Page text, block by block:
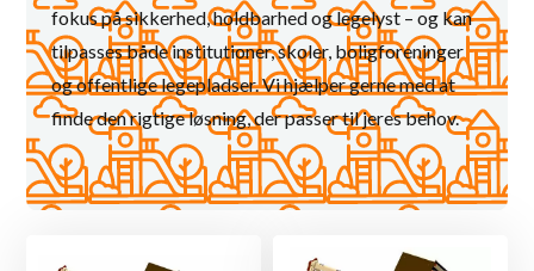
fokus på sikkerhed, holdbarhed og legelyst – og kan
tilpasses både institutioner, skoler, boligforeninger
og offentlige legepladser. Vi hjælper gerne med at
finde den rigtige løsning, der passer til jeres behov.